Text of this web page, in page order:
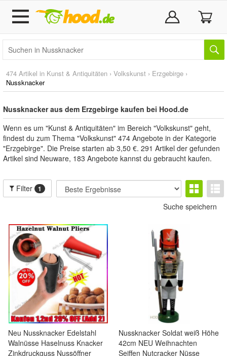
474 Artikel in Kunst & Antiquitäten › Volkskunst › Erzgebirge ›
Nussknacker
Nussknacker aus dem Erzgebirge kaufen bei Hood.de
Wenn es um "Kunst & Antiquitäten" im Bereich "Volkskunst" geht,
findest du zum Thema "Volkskunst" 474 Angebote in der Kategorie
"Erzgebirge". Die Preise starten ab 3,50 €. 291 Artikel der gefunden
Artikel sind Neuware, 183 Angebote kannst du gebraucht kaufen.
Filter 1
Suche speichern
Neu Nussknacker Edelstahl
Walnüsse Haselnuss Knacker
Zinkdruckguss Nussöffner
Nussknacker Soldat weiß Höhe
42cm NEU Weihnachten
Seiffen Nutcracker Nüsse